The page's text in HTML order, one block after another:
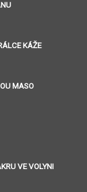
KÁŽE
MASO
VE VOLYNI